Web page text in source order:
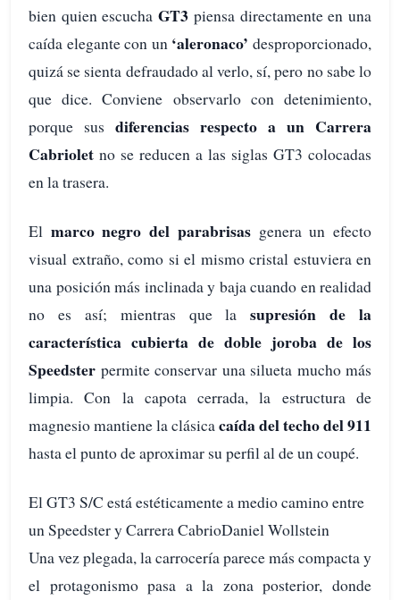
bien quien escuchaGT3 piensa directamente en una
caída elegante con un ‘aleronaco’ desproporcionado,
quizá se sienta defraudado al verlo, sí, pero no sabe lo
que dice. Conviene observarlo con detenimiento,
porque sus diferencias respecto a un Carrera
Cabriolet no se reducen a las siglas GT3 colocadas
en la trasera.
El marco negro del parabrisasgenera un efecto
visual extraño, como si el mismo cristal estuviera en
una posición más inclinada y baja cuando en realidad
no es así; mientras que lasupresión de la
característica cubierta de doble joroba de los
Speedster permite conservar una silueta mucho más
limpia. Con la capota cerrada, la estructura de
magnesio mantiene la clásicacaída del techo del 911
hasta el punto de aproximar su perfil al de un coupé.
El GT3 S/C está estéticamente a medio camino entre
un Speedster y Carrera CabrioDaniel Wollstein
Una vez plegada, la carrocería parece más compacta y
el protagonismo pasa a la zona posterior, donde